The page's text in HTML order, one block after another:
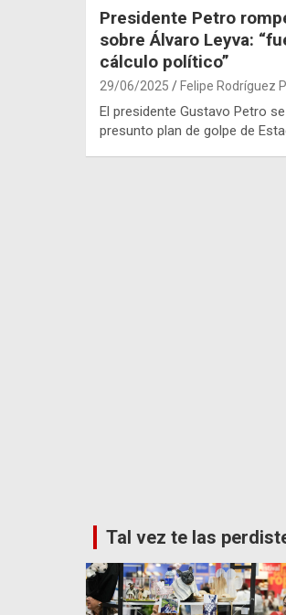
Presidente Petro
sobre Álvaro Leyva:
cálculo político”
29/06/2025 Felipe Rodríguez
El presidente Gustavo Petro
presunto plan de golpe de
Tal vez te las